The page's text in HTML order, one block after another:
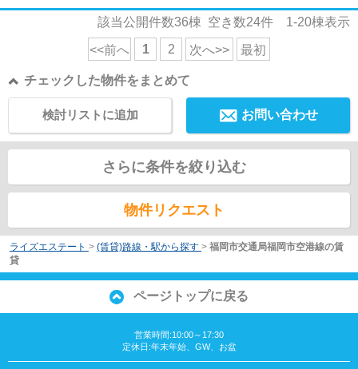
該当公開件数36棟 空き数24件 1-20棟表示
<<前へ 1 2 次へ>> 最初
チェックした物件をまとめて
お問い合わせ
検討リストに追加
さらに条件を絞り込む
物件リクエスト
ライズエステート > (賃貸)路線・駅から探す > 福岡市交通局福岡市空港線の賃
貸
ページトップに戻る
営業時間:10:00～17:30
定休日:年末年始、GW、お盆